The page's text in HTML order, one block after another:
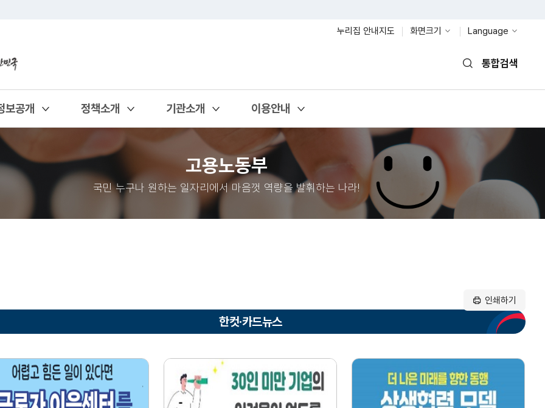
누리집 안내지도 화면크기 Language
통합검색
보공개
기
정책소개
열기
기관소개
열기
이용안내
열기
고용노동부
국민 누구나 원하는 일자리에서 마음껏 역량을 발휘하는 나라!
인쇄하기
한컷·카드뉴스